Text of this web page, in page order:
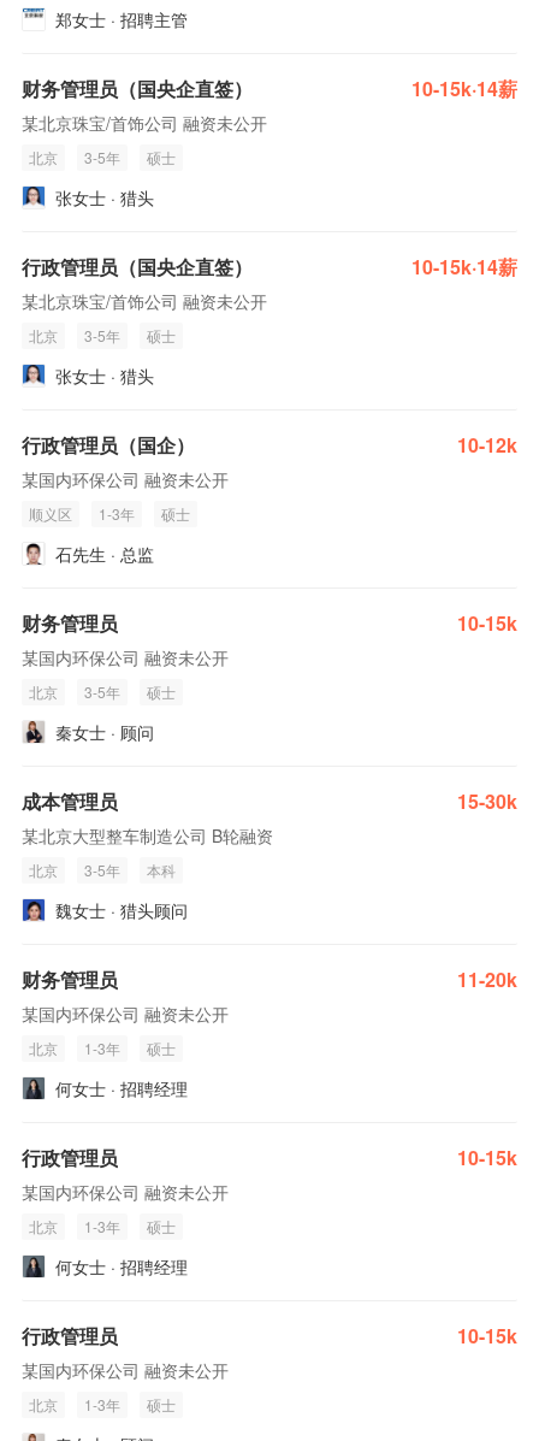
郑女士 · 招聘主管
财务管理员（国央企直签） 10-15k·14薪
某北京珠宝/首饰公司 融资未公开
北京 3-5年 硕士
张女士 · 猎头
行政管理员（国央企直签） 10-15k·14薪
某北京珠宝/首饰公司 融资未公开
北京 3-5年 硕士
张女士 · 猎头
行政管理员（国企） 10-12k
某国内环保公司 融资未公开
顺义区 1-3年 硕士
石先生 · 总监
财务管理员 10-15k
某国内环保公司 融资未公开
北京 3-5年 硕士
秦女士 · 顾问
成本管理员 15-30k
某北京大型整车制造公司 B轮融资
北京 3-5年 本科
魏女士 · 猎头顾问
财务管理员 11-20k
某国内环保公司 融资未公开
北京 1-3年 硕士
何女士 · 招聘经理
行政管理员 10-15k
某国内环保公司 融资未公开
北京 1-3年 硕士
何女士 · 招聘经理
行政管理员 10-15k
某国内环保公司 融资未公开
北京 1-3年 硕士